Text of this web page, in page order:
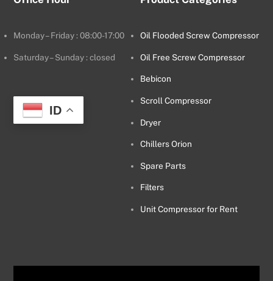
Monday – Friday : 08:00-17:00
Saturday – Sunday : closed
ID
Oil Flooded Screw Compressor
Oil Free Screw Compressor
Bebicon
Scroll Compressor
Dryer
Chillers Orion
Spare Parts
Filters
Unit Compressor for Rent